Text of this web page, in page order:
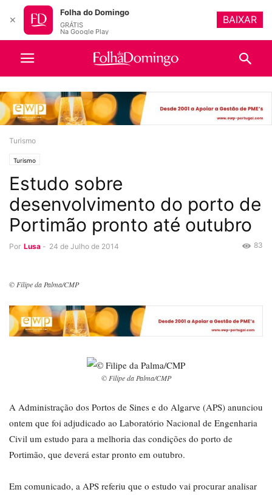
Turismo
Turismo
Estudo sobre
desenvolvimento do porto de
Portimão pronto até outubro
Por Lusa - 24 de Julho de 2014 83
© Filipe da Palma/CMP
© Filipe da Palma/CMP
A Administração dos Portos de Sines e do Algarve (APS) anunciou
ontem que foi adjudicado ao Laboratório Nacional de Engenharia
Civil um estudo para a melhoria das condições do porto de
Portimão, que deverá estar pronto em outubro.
Em comunicado, a APS referiu que o estudo vai procurar analisar
✕
Folha do Domingo
GRÁTIS
Na Google Play
BAIXAR